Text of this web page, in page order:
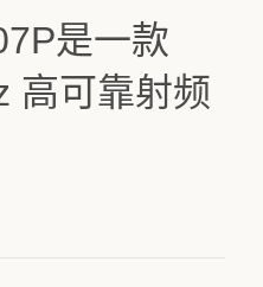
是一款
高可靠射频